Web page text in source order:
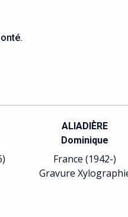
ALIADIÈRE
Dominique
France (1942-)
Gravure